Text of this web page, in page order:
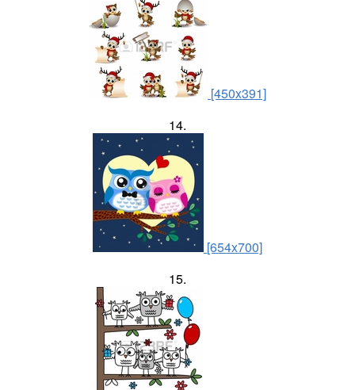
[450x391]
14.
[654x700]
15.